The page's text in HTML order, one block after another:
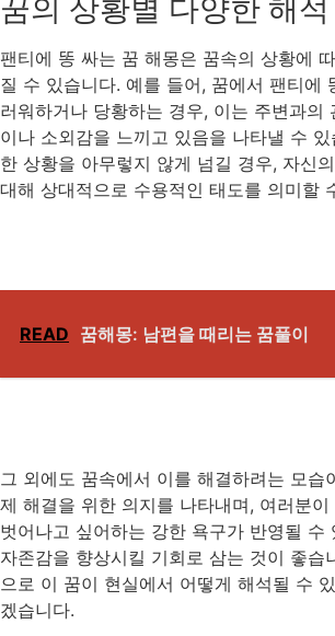
꿈의 상황별 다양한 해석
팬티에 똥 싸는 꿈 해몽은 꿈속의 상황에
질 수 있습니다. 예를 들어, 꿈에서 팬티에
러워하거나 당황하는 경우, 이는 주변과의
이나 소외감을 느끼고 있음을 나타낼 수
한 상황을 아무렇지 않게 넘길 경우, 자신
대해 상대적으로 수용적인 태도를 의미할
READ 꿈해몽: 남편을 때리는 꿈풀이
그 외에도 꿈속에서 이를 해결하려는 모습
제 해결을 위한 의지를 나타내며, 여러분
벗어나고 싶어하는 강한 욕구가 반영될 수
자존감을 향상시킬 기회로 삼는 것이 좋습
으로 이 꿈이 현실에서 어떻게 해석될 수
겠습니다.